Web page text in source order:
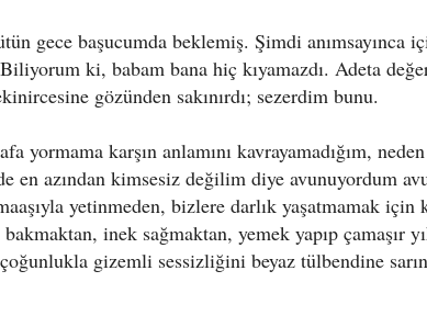
gece başucumda beklemiş. Şimdi anımsayınca
ki, babam bana hiç kıyamazdı. Adeta
gözünden sakınırdı; sezerdim bunu.
yormama karşın anlamını kavrayamadığım,
en azından kimsesiz değilim diye avunuyordum
yetinmeden, bizlere darlık yaşatmamak için
inek sağmaktan, yemek yapıp çamaşır
gizemli sessizliğini beyaz tülbendine